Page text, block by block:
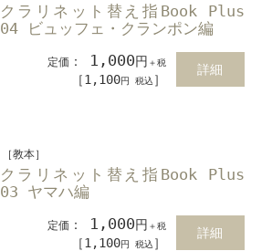
クラリネット替え指Book Plus
04 ビュッフェ・クランポン編
定価 ： 1,000円 ＋税
［1,100円 税込 ］
詳細
［教本］
クラリネット替え指Book Plus
03 ヤマハ編
定価 ： 1,000円 ＋税
［1,100円 税込 ］
詳細